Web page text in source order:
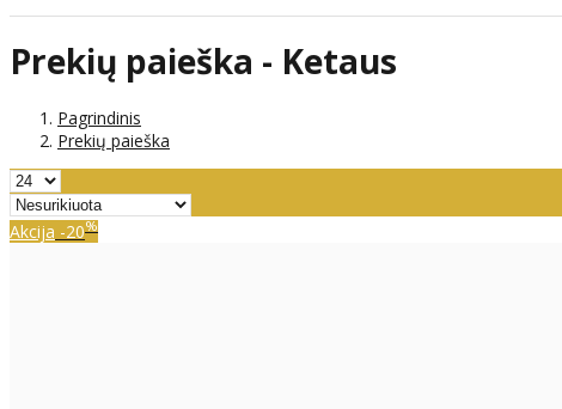
Prekių paieška - Ketaus
Pagrindinis
Prekių paieška
Akcija -20%